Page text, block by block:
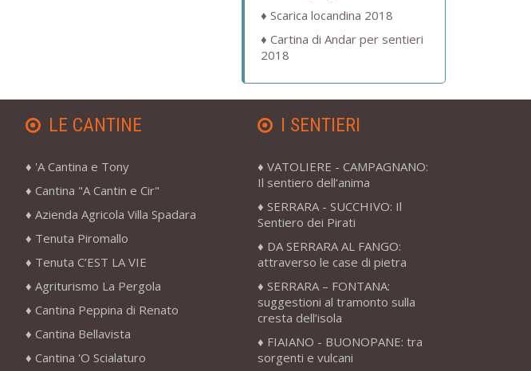
Scarica locandina 2018
Cartina di Andar per sentieri
2018
LE CANTINE
'A Cantina e Tony
Cantina "A Cantin e Cir"
Azienda Agricola Villa Spadara
Tenuta Piromallo
Tenuta C’EST LA VIE
Agriturismo La Pergola
Cantina Peppina di Renato
Cantina Bellavista
Cantina 'O Scialaturo
I SENTIERI
VATOLIERE - CAMPAGNANO:
Il sentiero dell’anima
SERRARA - SUCCHIVO: Il
Sentiero dei Pirati
DA SERRARA AL FANGO:
attraverso le case di pietra
SERRARA – FONTANA:
suggestioni al tramonto sulla
cresta dell’isola
FIAIANO - BUONOPANE: tra
sorgenti e vulcani